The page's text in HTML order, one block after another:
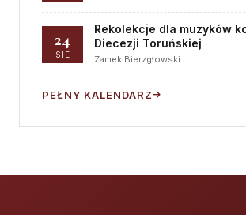
24
SIE
Rekolekcje dla muzyków
Diecezji Toruńskiej
Zamek Bierzgłowski
PEŁNY KALENDARZ